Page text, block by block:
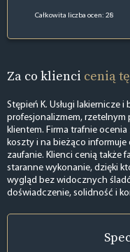
Całkowita liczba ocen: 28
Za co klienci cenią
Stępień K. Usługi lakiernicze
profesjonalizmem,
klientem. Firma trafnie
koszty i na bieżąco informuje
zaufanie. Klienci cenią także
staranne wykonanie, dzięki
wygląd bez widocznych
doświadczenie, solidność i